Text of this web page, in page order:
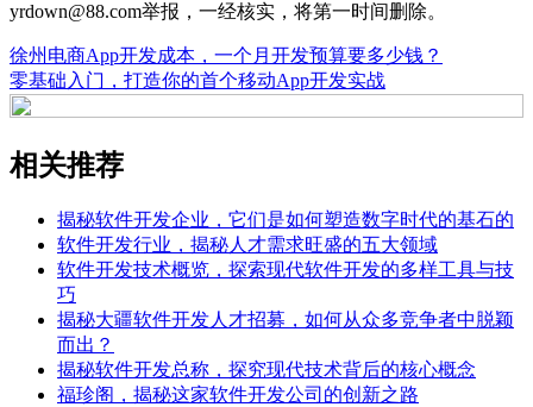
yrdown@88.com举报，一经核实，将第一时间删除。
徐州电商App开发成本，一个月开发预算要多少钱？
零基础入门，打造你的首个移动App开发实战
相关推荐
揭秘软件开发企业，它们是如何塑造数字时代的基石的
软件开发行业，揭秘人才需求旺盛的五大领域
软件开发技术概览，探索现代软件开发的多样工具与技
巧
揭秘大疆软件开发人才招募，如何从众多竞争者中脱颖
而出？
揭秘软件开发总称，探究现代技术背后的核心概念
福珍阁，揭秘这家软件开发公司的创新之路